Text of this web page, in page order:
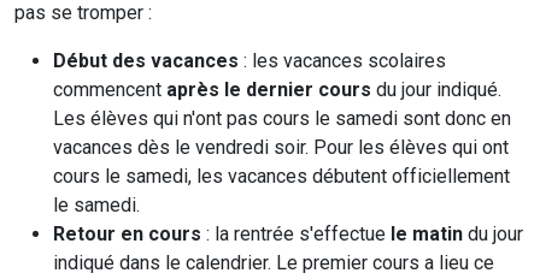
pas se tromper :
Début des vacances : les vacances scolaires
commencent après le dernier cours du jour indiqué.
Les élèves qui n'ont pas cours le samedi sont donc en
vacances dès le vendredi soir. Pour les élèves qui ont
cours le samedi, les vacances débutent officiellement
le samedi.
Retour en cours : la rentrée s'effectue le matin du jour
indiqué dans le calendrier. Le premier cours a lieu ce